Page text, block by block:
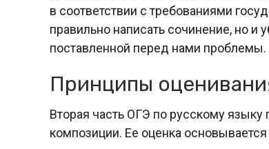
в соответствии с требованиями
правильно написать сочинение, но и
поставленной перед нами проблемы.
Принципы
Вторая часть ОГЭ по русскому
композиции. Ее оценка